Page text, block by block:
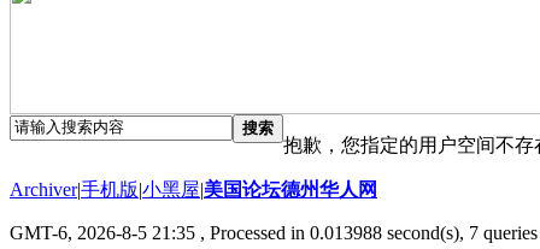
搜索
抱歉，您指定的用户空间不存
Archiver|手机版|小黑屋|美国论坛德州华人网
GMT-6, 2026-8-5 21:35 , Processed in 0.013988 second(s), 7